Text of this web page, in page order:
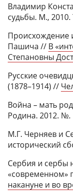
Владимир
судьбы. М.,
Происхождение
Пашича // В
Степановны
Русские
(1878–1914) //
Война – мать
Родина. 2012. №.
М.Г. Черняев и
исторический
Сербия и сербы
«современном»
накануне и во